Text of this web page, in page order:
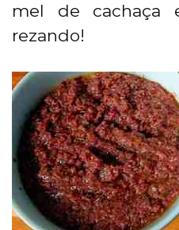
mel de cachaça
rezando!